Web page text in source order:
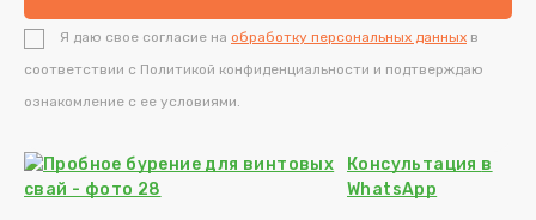
Я даю свое согласие на обработку персональных данных в
соответствии с Политикой конфиденциальности и подтверждаю
ознакомление с ее условиями.
Консультация в
WhatsApp